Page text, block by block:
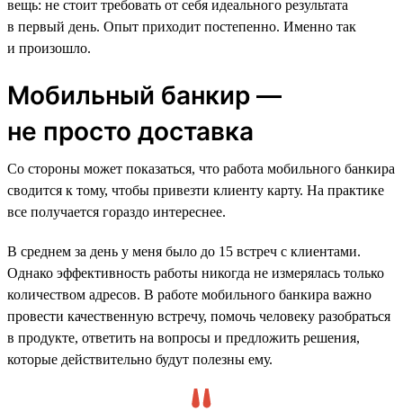
вещь: не стоит требовать от себя идеального результата
в первый день. Опыт приходит постепенно. Именно так
и произошло.
Мобильный банкир —
не просто доставка
Со стороны может показаться, что работа мобильного банкира
сводится к тому, чтобы привезти клиенту карту. На практике
все получается гораздо интереснее.
В среднем за день у меня было до 15 встреч с клиентами.
Однако эффективность работы никогда не измерялась только
количеством адресов. В работе мобильного банкира важно
провести качественную встречу, помочь человеку разобраться
в продукте, ответить на вопросы и предложить решения,
которые действительно будут полезны ему.